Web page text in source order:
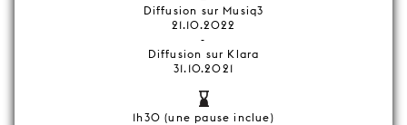
Diffusion sur Musiq3
21.10.2022
-
Diffusion sur Klara
31.10.2021
1h30 (une pause inclue)